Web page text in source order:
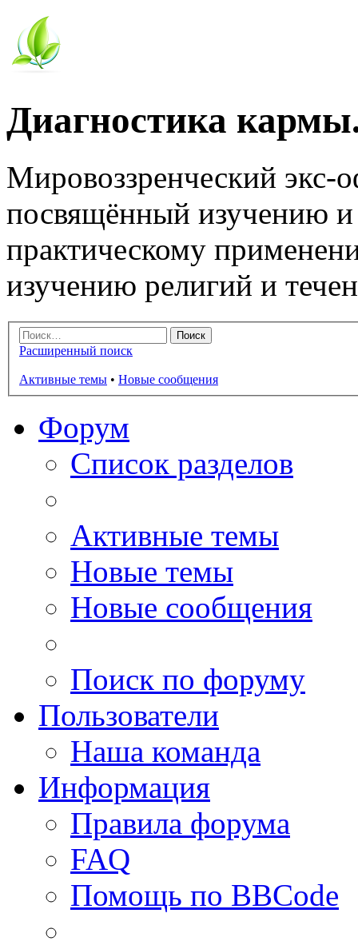
Диагностика
Мировоззренческий
посвящённый изучению
практическому
изучению религий и
Расширенный поиск
Активные темы • Новые сообщения
Форум
Список разделов
Активные темы
Новые темы
Новые сообщения
Поиск по форуму
Пользователи
Наша команда
Информация
Правила форума
FAQ
Помощь по BBCode